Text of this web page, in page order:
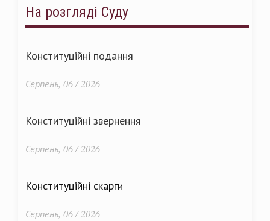
На розгляді Суду
Конституційні подання
Серпень, 06 / 2026
Конституційні звернення
Серпень, 06 / 2026
Конституційні скарги
Серпень, 06 / 2026